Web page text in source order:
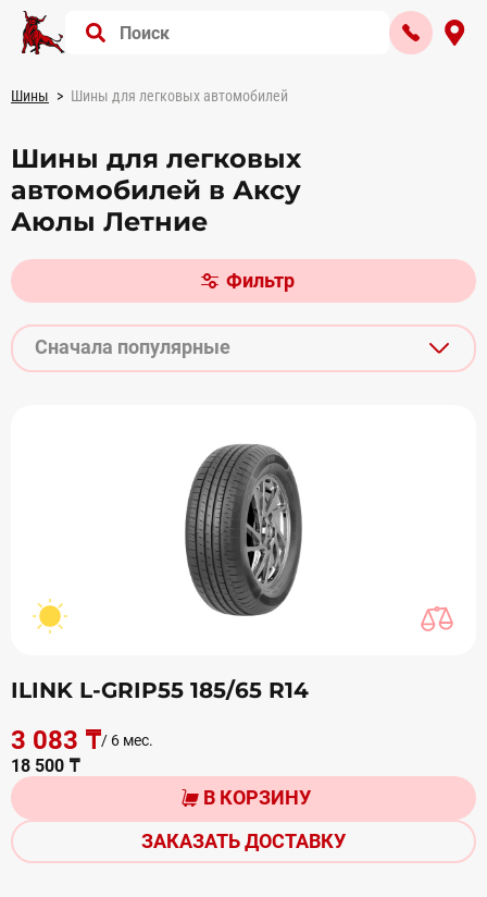
Шины Шины для легковых автомобилей
Шины для легковых
автомобилей в Аксу
Аюлы Летние
Фильтр
Сначала популярные
ILINK L-GRIP55 185/65 R14
3 083 ₸/ 6 мес.
18 500 ₸
В КОРЗИНУ
ЗАКАЗАТЬ ДОСТАВКУ